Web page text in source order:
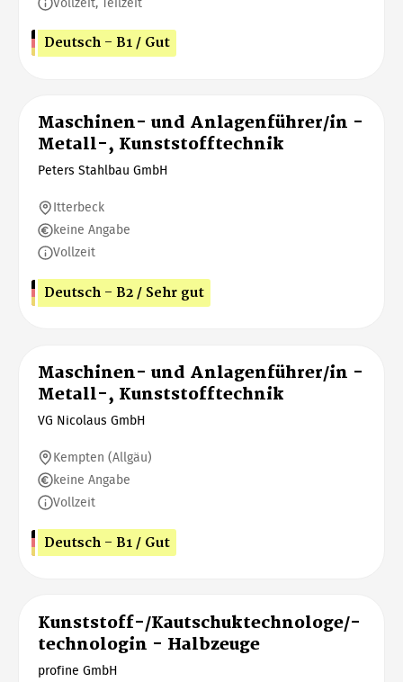
Deutsch - B1 / Gut
Maschinen- und Anlagenführer/in -
Metall-, Kunststofftechnik
Peters Stahlbau GmbH
Itterbeck
keine Angabe
Vollzeit
Deutsch - B2 / Sehr gut
Maschinen- und Anlagenführer/in -
Metall-, Kunststofftechnik
VG Nicolaus GmbH
Kempten (Allgäu)
keine Angabe
Vollzeit
Deutsch - B1 / Gut
Kunststoff-/Kautschuktechnologe/-
technologin - Halbzeuge
profine GmbH